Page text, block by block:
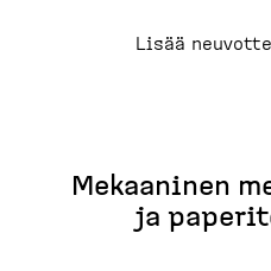
Lisää
Mekaaninen
ja